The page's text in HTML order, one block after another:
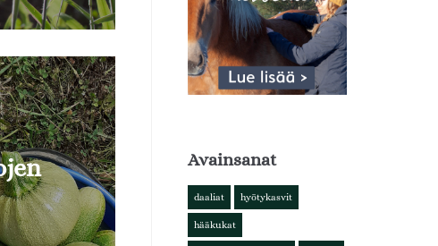
Avainsanat
daaliat hyötykasvit
hääkukat